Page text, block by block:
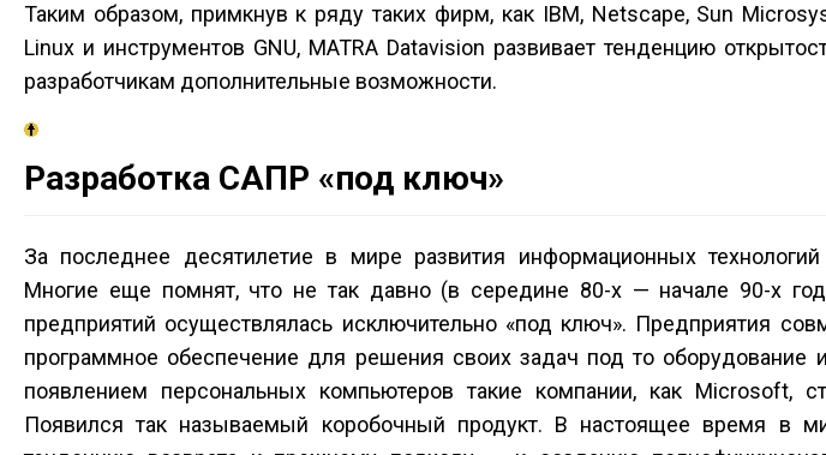
Таким образом, примкнув к ряду таких фирм, как IBM, Netscape, Sun
Linux и инструментов GNU, MATRA Datavision развивает тенденцию
разработчикам дополнительные возможности.
Разработка САПР «под ключ»
За последнее десятилетие в мире развития информационных
Многие еще помнят, что не так давно (в середине 80-х — начале 90-х
предприятий осуществлялась исключительно «под ключ». Предприятия
программное обеспечение для решения своих задач под то
появлением персональных компьютеров такие компании, как Microsoft,
Появился так называемый коробочный продукт. В настоящее время в